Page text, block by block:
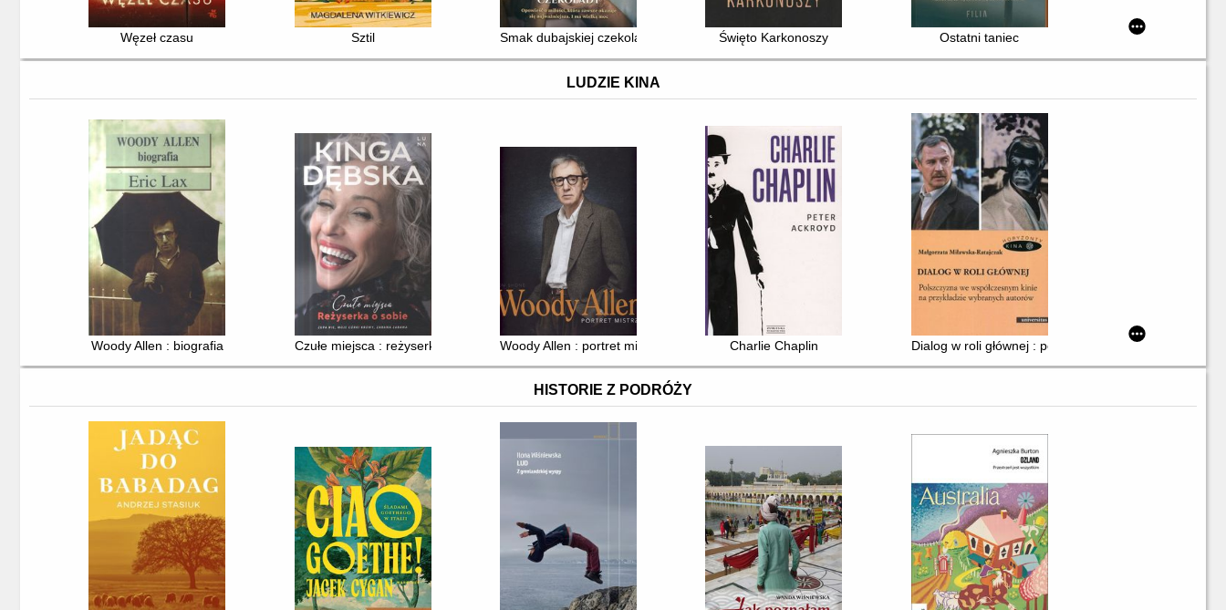
Węzeł czasu Sztil Smak dubajskiej czekolady Święto Karkonoszy Ostatni taniec
LUDZIE KINA
Woody Allen : biografia Czułe miejsca : reżyserka o sobie Woody Allen : portret mistrza Charlie Chaplin Dialog w roli głównej : polszczyzna we
HISTORIE Z PODRÓŻY